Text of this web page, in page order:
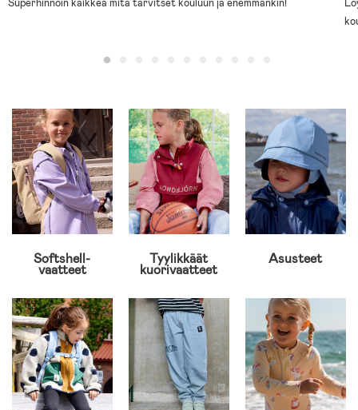
Softshell-
vaatteet
Tyylikkäät
kuorivaatteet
Asusteet